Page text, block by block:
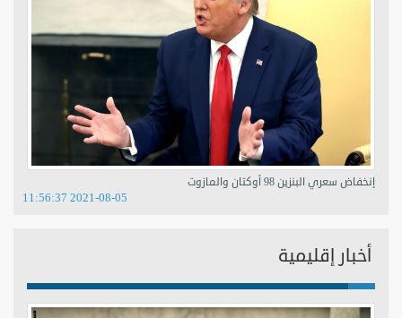
إنخفاض سعري البنزين 98 أوكتان والمازوت
2021-08-05 11:56:37
أخبار إقليمية